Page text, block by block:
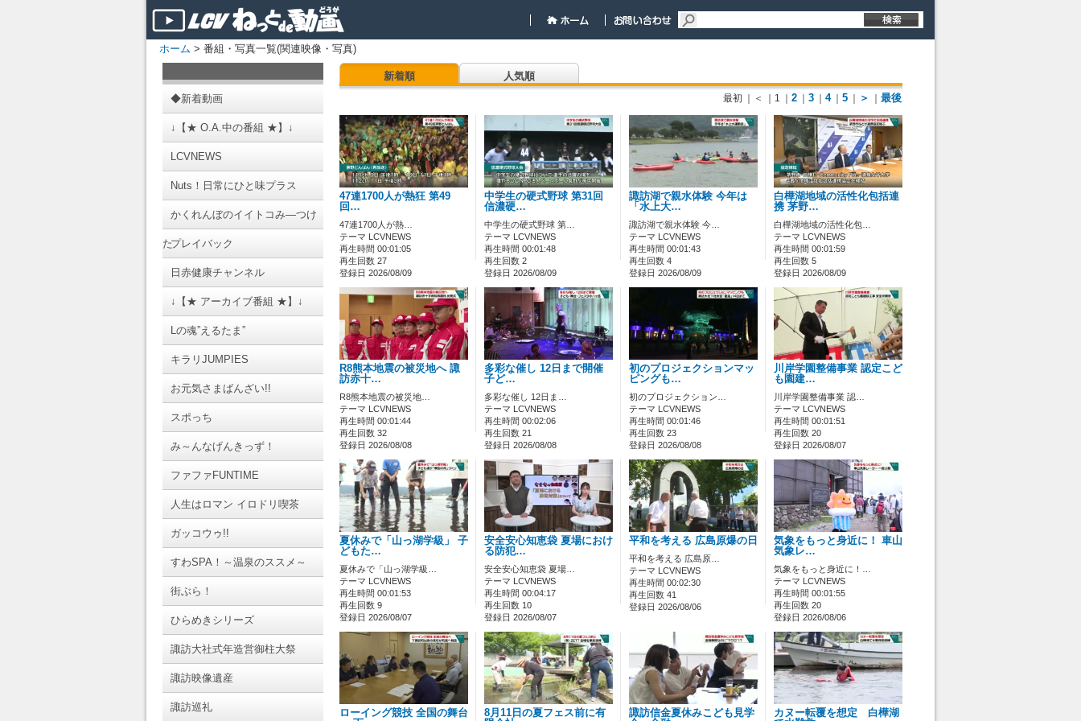
ホーム > 番組・写真一覧(関連映像・写真)
◆新着動画
↓【★ O.A.中の番組 ★】↓
LCVNEWS
Nuts！日常にひと味プラス
かくれんぼのイイトコみ―つけ
たプレイバック
日赤健康チャンネル
↓【★ アーカイブ番組 ★】↓
Lの魂”えるたま”
キラリJUMPIES
お元気さまばんざい!!
スポっち
み～んなげんきっず！
ファファFUNTIME
人生はロマン イロドリ喫茶
ガッコウゥ!!
すわSPA！～温泉のススメ～
街ぶら！
ひらめきシリーズ
諏訪大社式年造営御柱大祭
諏訪映像遺産
諏訪巡礼
新着順 人気順
最初 ｜＜ ｜1 2 3 4 5 ＞ 最後
47連1700人が熱狂 第49
回…
47連1700人が熱…
テーマ LCVNEWS
再生時間 00:01:05
再生回数 27
登録日 2026/08/09
中学生の硬式野球 第31回
信濃硬…
中学生の硬式野球 第…
テーマ LCVNEWS
再生時間 00:01:48
再生回数 2
登録日 2026/08/09
諏訪湖で親水体験 今年は
「水上大…
諏訪湖で親水体験 今…
テーマ LCVNEWS
再生時間 00:01:43
再生回数 4
登録日 2026/08/09
白樺湖地域の活性化包括連
携 茅野…
白樺湖地域の活性化包…
テーマ LCVNEWS
再生時間 00:01:59
再生回数 5
登録日 2026/08/09
R8熊本地震の被災地へ 諏
訪赤十…
R8熊本地震の被災地…
テーマ LCVNEWS
再生時間 00:01:44
再生回数 32
登録日 2026/08/08
多彩な催し 12日まで開催
子ど…
多彩な催し 12日ま…
テーマ LCVNEWS
再生時間 00:02:06
再生回数 21
登録日 2026/08/08
初のプロジェクションマッ
ピングも…
初のプロジェクション…
テーマ LCVNEWS
再生時間 00:01:46
再生回数 23
登録日 2026/08/08
川岸学園整備事業 認定こど
も園建…
川岸学園整備事業 認…
テーマ LCVNEWS
再生時間 00:01:51
再生回数 20
登録日 2026/08/07
夏休みで「山っ湖学級」 子
どもた…
夏休みで「山っ湖学級…
テーマ LCVNEWS
再生時間 00:01:53
再生回数 9
登録日 2026/08/07
安全安心知恵袋 夏場におけ
る防犯…
安全安心知恵袋 夏場…
テーマ LCVNEWS
再生時間 00:04:17
再生回数 10
登録日 2026/08/07
平和を考える 広島原爆の日
平和を考える 広島原…
テーマ LCVNEWS
再生時間 00:02:30
再生回数 41
登録日 2026/08/06
気象をもっと身近に！ 車山
気象レ…
気象をもっと身近に！…
テーマ LCVNEWS
再生時間 00:01:55
再生回数 20
登録日 2026/08/06
ローイング競技 全国の舞台
8月11日の夏フェス前に有
諏訪信金夏休みこども見学
カヌー転覆を想定 白樺湖